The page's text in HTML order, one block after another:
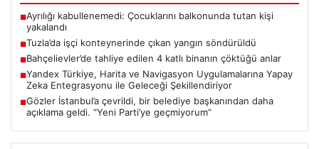
■Ayrılığı kabullenemedi: Çocuklarını balkonunda tutan kişi
yakalandı
■Tuzla’da işçi konteynerinde çıkan yangın söndürüldü
■Bahçelievler’de tahliye edilen 4 katlı binanın çöktüğü anlar
■Yandex Türkiye, Harita ve Navigasyon Uygulamalarına Yapay
Zeka Entegrasyonu ile Geleceği Şekillendiriyor
■Gözler İstanbul’a çevrildi, bir belediye başkanından daha
açıklama geldi. “Yeni Parti’ye geçmiyorum”